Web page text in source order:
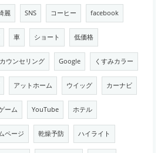
麗 SNS コーヒー facebook
車 ショート 低価格
カウンセリング Google くすみカラー
アットホーム ウイッグ カーナビ
ーム YouTube ホテル
ページ 乾燥予防 ハイライト